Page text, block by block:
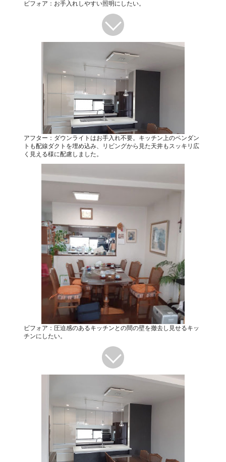
ビフォア：お手入れしやすい照明にしたい。
アフター：ダウンライトはお手入れ不要。キッチン上のペンダン
トも配線ダクトを埋め込み、リビングから見た天井もスッキリ広
く見える様に配慮しました。
ビフォア：圧迫感のあるキッチンとの間の壁を撤去し見せるキッ
チンにしたい。